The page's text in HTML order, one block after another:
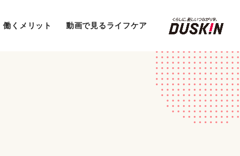
働くメリット 動画で見るライフケア